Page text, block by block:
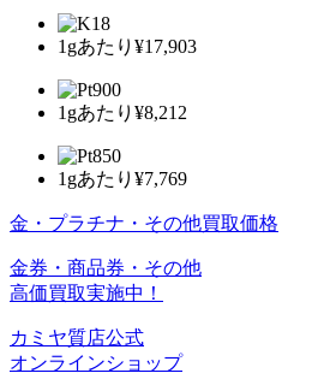
1gあたり ¥17,903
1gあたり ¥8,212
1gあたり ¥7,769
金・プラチナ・その他買取価格
金券・商品券・その他
高価買取実施中！
カミヤ質店公式
オンラインショップ